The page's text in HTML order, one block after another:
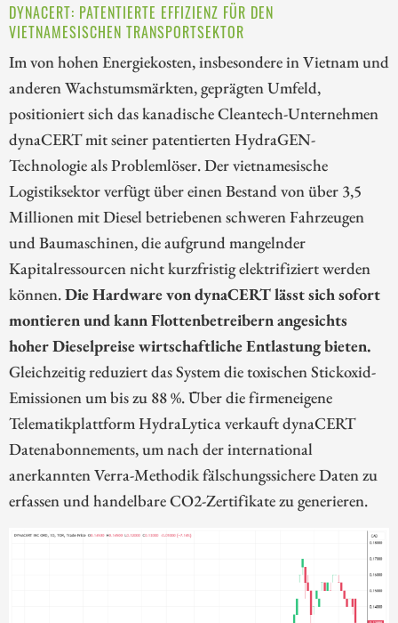
DYNACERT: PATENTIERTE EFFIZIENZ FÜR DEN
VIETNAMESISCHEN TRANSPORTSEKTOR
Im von hohen Energiekosten, insbesondere in Vietnam und
anderen Wachstumsmärkten, geprägten Umfeld,
positioniert sich das kanadische Cleantech-Unternehmen
dynaCERT mit seiner patentierten HydraGEN-
Technologie als Problemlöser. Der vietnamesische
Logistiksektor verfügt über einen Bestand von über 3,5
Millionen mit Diesel betriebenen schweren Fahrzeugen
und Baumaschinen, die aufgrund mangelnder
Kapitalressourcen nicht kurzfristig elektrifiziert werden
können.Die Hardware von dynaCERT lässt sich sofort
montieren und kann Flottenbetreibern angesichts
hoher Dieselpreise wirtschaftliche Entlastung bieten.
Gleichzeitig reduziert das System die toxischen Stickoxid-
Emissionen um bis zu 88 %. Über die firmeneigene
Telematikplattform HydraLytica verkauft dynaCERT
Datenabonnements, um nach der international
anerkannten Verra-Methodik fälschungssichere Daten zu
erfassen und handelbare CO2-Zertifikate zu generieren.